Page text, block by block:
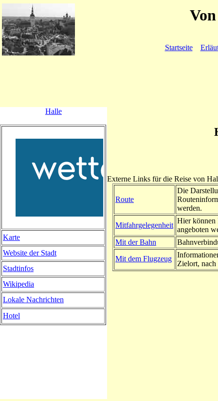
Startseite
Externe Links für die Reise von
Route
Die
werden.
Mitfahrgelegenheit
Hier können
angeboten
Mit der Bahn
Mit dem Flugzeug
Zielort, nach
Halle
Karte
Website der Stadt
Stadtinfos
Wikipedia
Lokale Nachrichten
Hotel